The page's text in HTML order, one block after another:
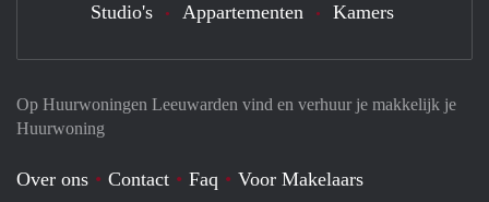
Op Huurwoningen Leeuwarden vind en verhuur je makkelijk je
Huurwoning
Over ons Contact Faq
Voor Makelaars
Studio's Appartementen Kamers